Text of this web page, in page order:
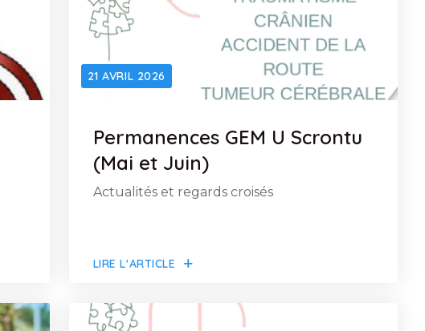
LIRE L'ARTICLE
21 AVRIL 2026
Permanences GEM U Scrontu
(Mai et Juin)
Actualités et regards croisés